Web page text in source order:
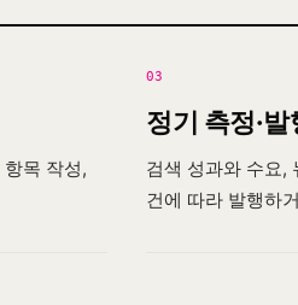
목 작성,
03
정기 측정·발
검색 성과와 수요,
건에 따라 발행하